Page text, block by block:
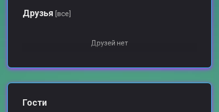
Друзья [все]
Друзей нет
Гости